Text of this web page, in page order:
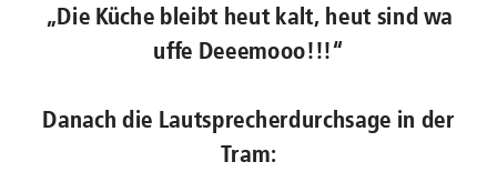
„Die Küche bleibt heut kalt, heut sind wa
uffe Deeemooo!!!“
Danach die Lautsprecherdurchsage in der
Tram: